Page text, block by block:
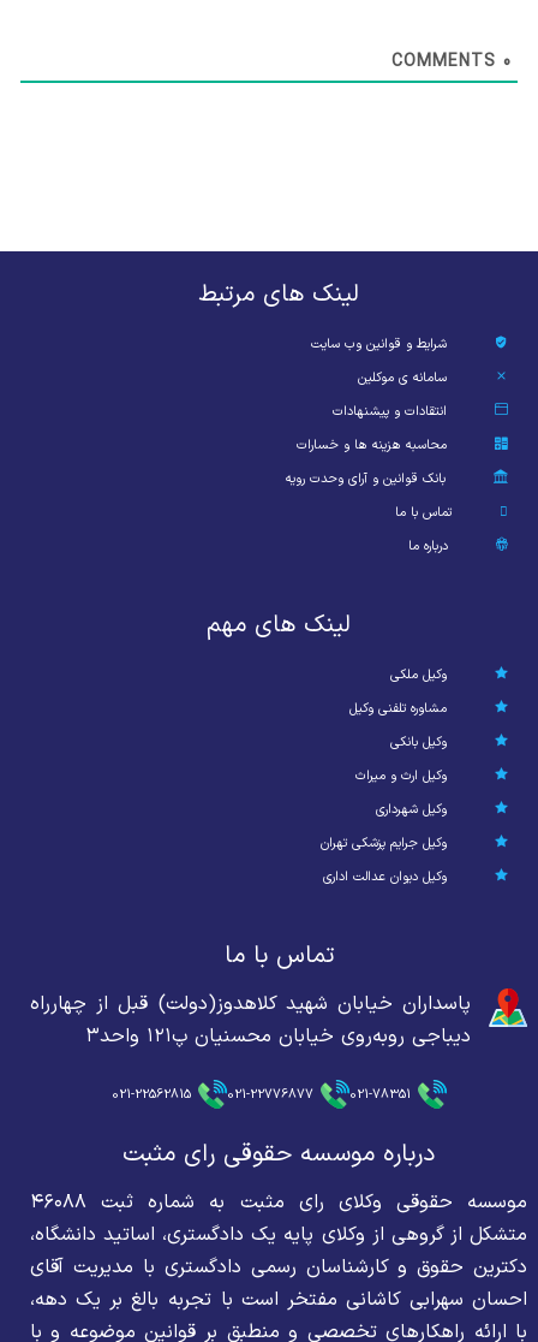
0
لینک های مرتبط
شرایط و قوانین وب سایت
سامانه ی موکلین
انتقادات و پیشنهادات
محاسبه هزینه ها و خسارات
بانک قوانین و آرای وحدت رویه
تماس با ما
درباره ما
لینک های مهم
وکیل ملکی
مشاوره تلفنی وکیل
وکیل بانکی
وکیل ارث و میراث
وکیل شهرداری
وکیل جرایم پزشکی تهران
وکیل دیوان عدالت اداری
تماس با ما
پاسداران خیابان شهید کلاهدوز(دولت) قبل از چهارراه
دیباجی روبه‌روی خیابان محسنیان پ۱۲۱ واحد۳
021-78351
021-22776877
021-22562815
درباره موسسه حقوقی رای مثبت
موسسه حقوقی وکلای رای مثبت به شماره ثبت ۴۶۰۸۸
متشکل از گروهی از وکلای پایه یک دادگستری، اساتید دانشگاه،
دکترین حقوق و کارشناسان رسمی دادگستری با مدیریت آقای
احسان سهرابی کاشانی مفتخر است با تجربه بالغ بر یک دهه،
با ارائه راهکارهای تخصصی و منطبق بر قوانین موضوعه و با